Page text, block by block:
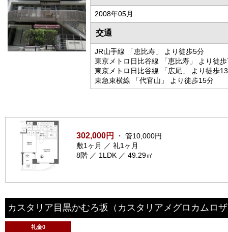
2008年05月
交通
JR山手線 「恵比寿」 より徒歩5分
東京メトロ日比谷線 「恵比寿」 より徒
東京メトロ日比谷線 「広尾」 より徒歩
東急東横線 「代官山」 より徒歩15分
302,000円
・ 管10,000円
敷1ヶ月 ／ 礼1ヶ月
8階 ／ 1LDK ／ 49.29㎡
カスタリア目黒かむろ坂 （カスタリアメグロカムロ
礼金0